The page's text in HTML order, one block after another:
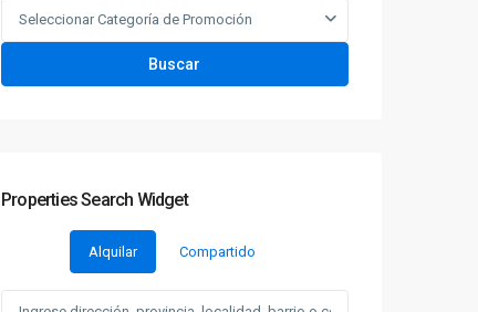
Seleccionar Categoría de Promoción
Buscar
Properties Search Widget
Alquilar Compartido